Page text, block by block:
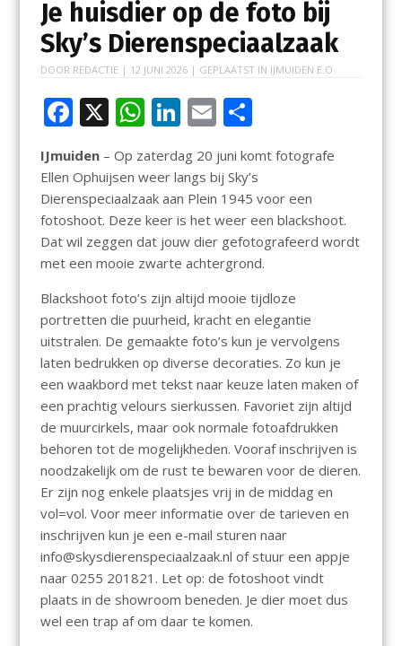
Je huisdier op de foto bij
Sky’s Dierenspeciaalzaak
DOOR REDACTIE | 12 JUNI 2026| GEPLAATST IN IJMUIDEN E.O.
F
ac
e
b
o
o
k
X W
at
s
A
p
p
Li
k
e
dI
n
E
m
ai
l
D
e
n
IJmuiden– Op zaterdag 20 juni komt fotografe
Ellen Ophuijsen weer langs bij Sky’s
Dierenspeciaalzaak aan Plein 1945 voor een
fotoshoot. Deze keer is het weer een blackshoot.
Dat wil zeggen dat jouw dier gefotografeerd wordt
met een mooie zwarte achtergrond.
Blackshoot foto’s zijn altijd mooie tijdloze
portretten die puurheid, kracht en elegantie
uitstralen. De gemaakte foto’s kun je vervolgens
laten bedrukken op diverse decoraties. Zo kun je
een waakbord met tekst naar keuze laten maken of
een prachtig velours sierkussen. Favoriet zijn altijd
de muurcirkels, maar ook normale fotoafdrukken
behoren tot de mogelijkheden. Vooraf inschrijven is
noodzakelijk om de rust te bewaren voor de dieren.
Er zijn nog enkele plaatsjes vrij in de middag en
vol=vol. Voor meer informatie over de tarieven en
inschrijven kun je een e-mail sturen naar
info@skysdierenspeciaalzaak.nl of stuur een appje
naar 0255 201821. Let op: de fotoshoot vindt
plaats in de showroom beneden. Je dier moet dus
wel een trap af om daar te komen.